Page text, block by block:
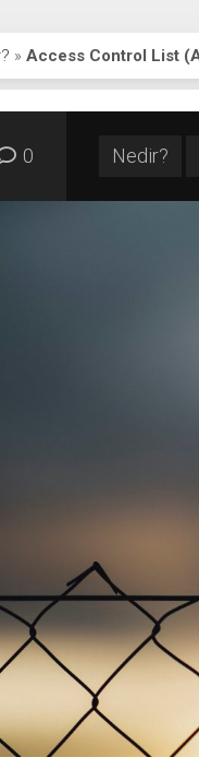
» Access Control List
0 Nedir?